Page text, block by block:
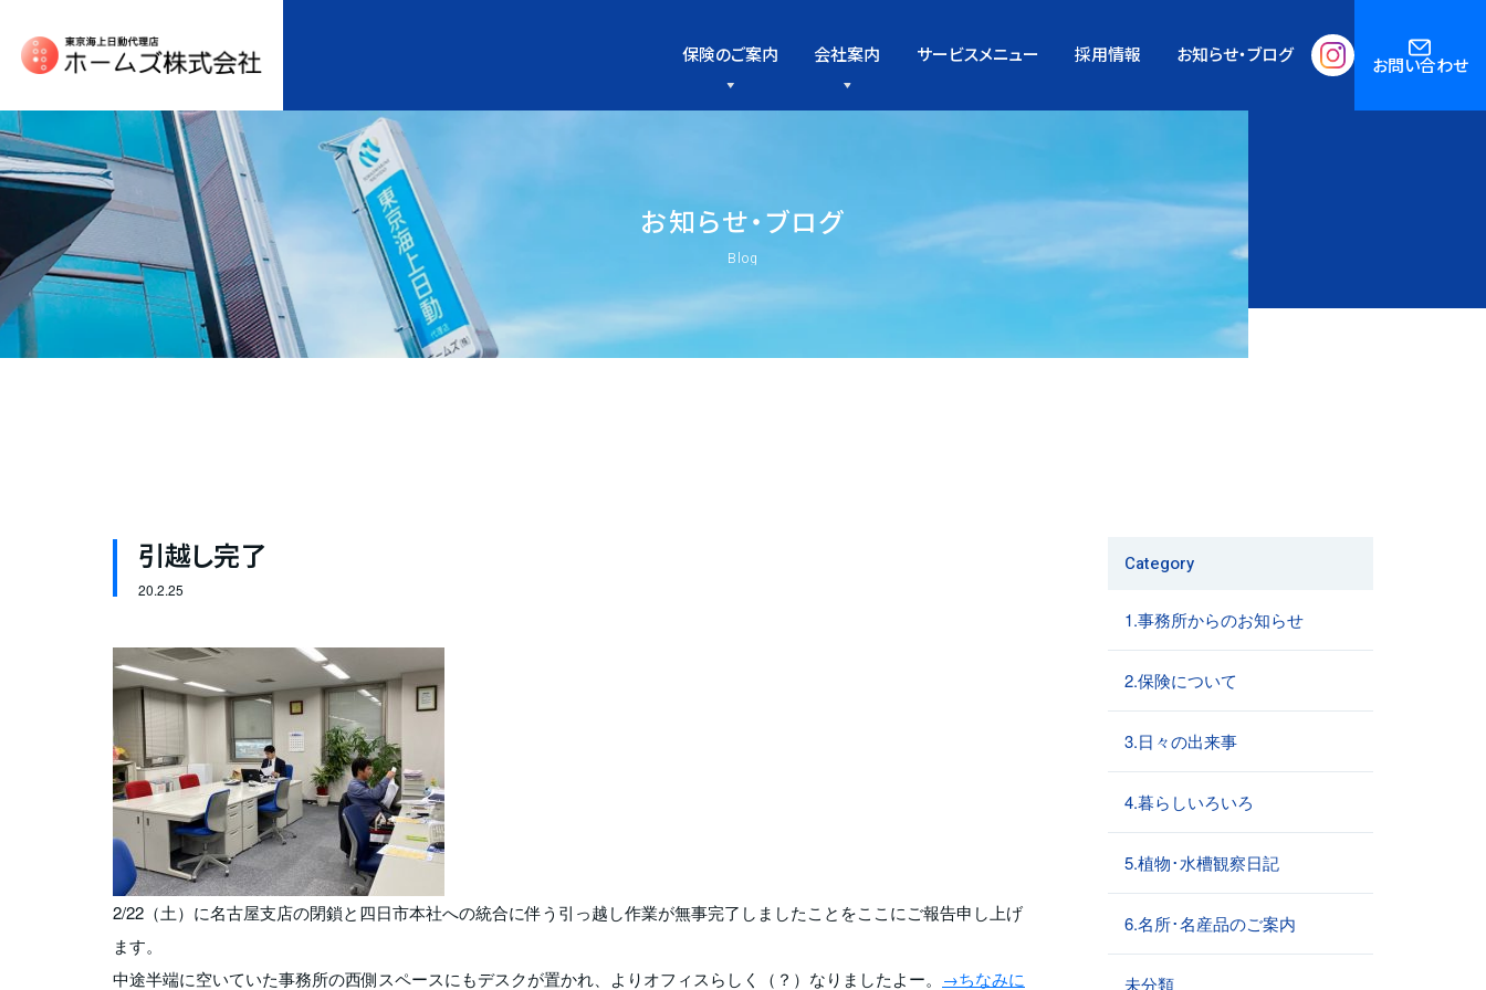
保険のご案内 会社案内 サービスメニュー 採用情報 お知らせ・ブログ お問い合わせ
お知らせ・ブログ
Blog
引越し完了
20.2.25
2/22（土）に名古屋支店の閉鎖と四日市本社への統合に伴う引っ越し作業が無事完了しましたことをここにご報告申し上げ
ます。
中途半端に空いていた事務所の西側スペースにもデスクが置かれ、よりオフィスらしく（？）なりましたよー。 →ちなみに
Category
1.事務所からのお知らせ
2.保険について
3.日々の出来事
4.暮らしいろいろ
5.植物･水槽観察日記
6.名所･名産品のご案内
未分類